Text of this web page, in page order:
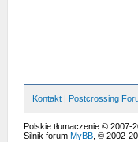
Kontakt Postcrossing
Polskie tłumaczenie © 2007-
Silnik forum MyBB, © 2002-